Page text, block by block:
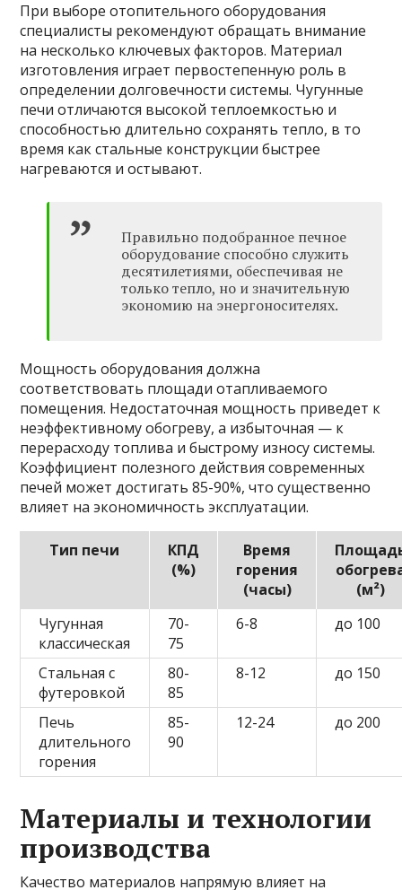
При выборе отопительного оборудования
специалисты рекомендуют обращать внимание
на несколько ключевых факторов. Материал
изготовления играет первостепенную роль в
определении долговечности системы. Чугунные
печи отличаются высокой теплоемкостью и
способностью длительно сохранять тепло, в то
время как стальные конструкции быстрее
нагреваются и остывают.
Правильно подобранное печное
оборудование способно служить
десятилетиями, обеспечивая не
только тепло, но и значительную
экономию на энергоносителях.
Мощность оборудования должна
соответствовать площади отапливаемого
помещения. Недостаточная мощность приведет к
неэффективному обогреву, а избыточная — к
перерасходу топлива и быстрому износу системы.
Коэффициент полезного действия современных
печей может достигать 85-90%, что существенно
влияет на экономичность эксплуатации.
Тип печи
КПД
(%)
Время
горения
(часы)
(м²)
Чугунная
классическая
70-
75
6-8 до 100
Стальная с
футеровкой
80-
85
8-12 до 150
Печь
длительного
горения
85-
90
12-24 до 200
Материалы и технологии
производства
Качество материалов напрямую влияет на